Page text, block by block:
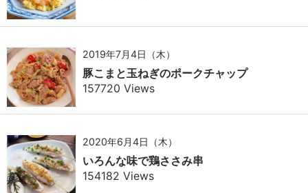
2019年7月4日（木）
豚こまと玉ねぎのポークチャップ
157720 Views
2020年6月4日（木）
いろんな味で鶏ささみ串
154182 Views